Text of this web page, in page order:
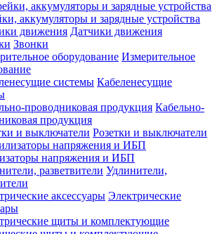
аккумуляторы и зарядные устройства
Датчики движения
Звонки
Измерительное
Кабеленесущие
Кабельно-
продукция
Розетки и выключатели
напряжения и ИБП
Удлинители,
Электрические